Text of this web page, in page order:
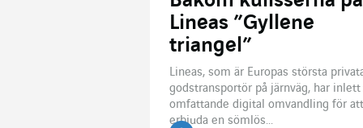
Lineas ”Gyllene
triangel”
Lineas, som är Europas största
godstransportör på järnväg, har inlett
omfattande digital omvandling för att
erbjuda en sömlös...